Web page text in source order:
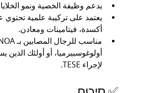
يدعم وظيفة الخصية ونمو الخلايا
يعتمد على تركيبة علمية
أكسدة، فيتامينات ومعادن.
أولوغوسبيرميا، أو أولئك الذين
لإجراء TESE.